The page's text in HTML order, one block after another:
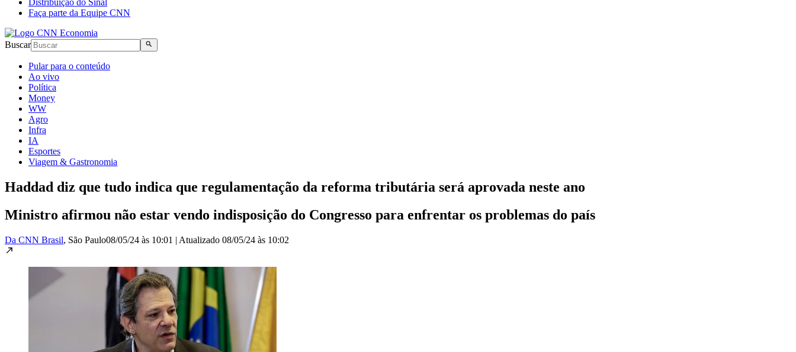
Faça parte da Equipe CNN
Buscar
Pular para o conteúdo
Ao vivo
Política
Money
WW
Agro
Infra
IA
Esportes
Viagem & Gastronomia
Haddad diz que tudo indica que regulamentação da reforma tributária será aprovada neste ano
Ministro afirmou não estar vendo indisposição do Congresso para enfrentar os problemas do país
Da CNN Brasil, São Paulo08/05/24 às 10:01 | Atualizado 08/05/24 às 10:02